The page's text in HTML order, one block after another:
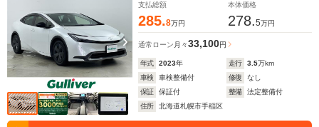
支払総額
285.8万円
本体価格
278.5万円
通常ローン 月々33,100円
年式 2023年 走行 3.5万km
車検
車検整備付 修復
なし
保証
保証付 整備
法定整備付
住所
北海道札幌市手稲区